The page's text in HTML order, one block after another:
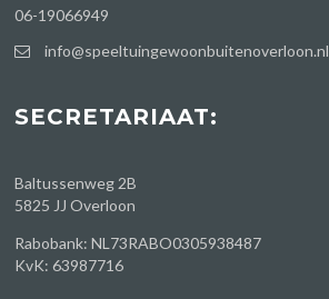
06-19066949
info@speeltuingewoonbuitenoverloon.nl
SECRETARIAAT:
Baltussenweg 2B
5825 JJ Overloon
Rabobank: NL73RABO0305938487
KvK: 63987716